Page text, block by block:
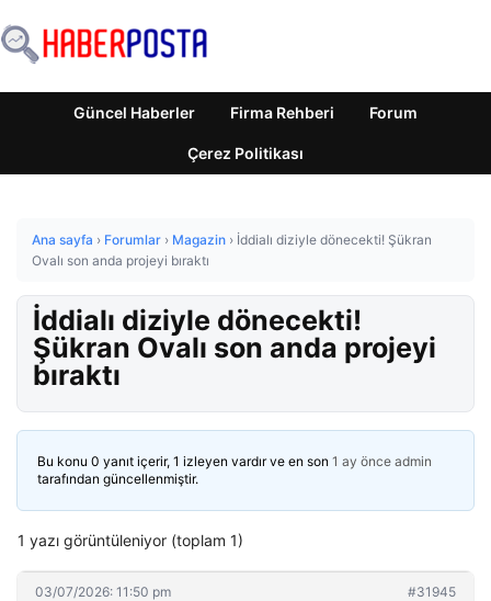
Güncel Haberler Firma Rehberi Forum
Çerez Politikası
Ana sayfa › Forumlar › Magazin › İddialı diziyle dönecekti! Şükran
Ovalı son anda projeyi bıraktı
İddialı diziyle dönecekti!
Şükran Ovalı son anda projeyi
bıraktı
Bu konu 0 yanıt içerir, 1 izleyen vardır ve en son 1 ay önce admin
tarafından güncellenmiştir.
1 yazı görüntüleniyor (toplam 1)
03/07/2026: 11:50 pm #31945